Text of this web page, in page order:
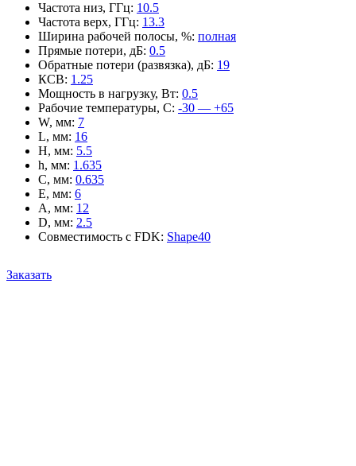
Частота низ, ГГц: 10.5
Частота верх, ГГц: 13.3
Ширина рабочей полосы, %: полная
Прямые потери, дБ: 0.5
Обратные потери (развязка), дБ: 19
КСВ: 1.25
Мощность в нагрузку, Вт: 0.5
Рабочие температуры, С: -30 — +65
W, мм: 7
L, мм: 16
H, мм: 5.5
h, мм: 1.635
C, мм: 0.635
E, мм: 6
A, мм: 12
D, мм: 2.5
Совместимость с FDK: Shape40
Заказать